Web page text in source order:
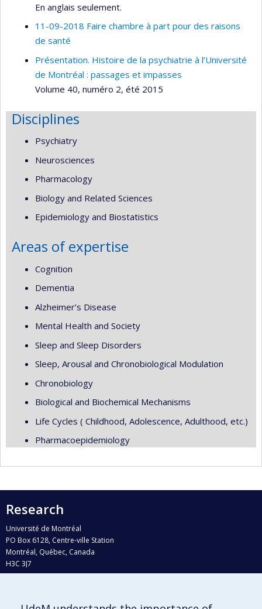
En anglais seulement.
11-09-2018 Faire chambre à part pour des raisons
de santé
Présentation. Histoire de la psychiatrie à l’Université
de Montréal : passages et impasses
Volume 40, numéro 2, été 2015
Disciplines
Psychiatry
Neurosciences
Pharmacology
Biology and Related Sciences
Epidemiology and Biostatistics
Areas of expertise
Cognition
Dementia
Alzheimer’s Disease
Mental Health and Society
Sleep and Sleep Disorders
Sleep, Arousal and Chronobiological Modulation
Chronobiology
Biological and Biochemical Mechanisms
Life Cycles ( Childhood, Adolescence, Adulthood, etc.)
Pharmacoepidemiology
Research
Université de Montréal
PO Box 6128, Centre-ville Station
Montréal, Québec, Canada
H3C 3J7